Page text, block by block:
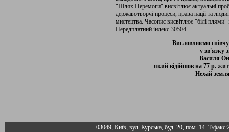
"Шлях Перемоги" висвітлює актуальні
державотворчі процеси, права нації та
мистецтва. Часопис висвітлює "білі плями"
Передплатний індекс 30504
Висловлюємо
у зв'язку
Василя
який відійшов на 77 р.
Нехай
03049, Київ, вул. Курська, буд. 20, пом. 14. Т/